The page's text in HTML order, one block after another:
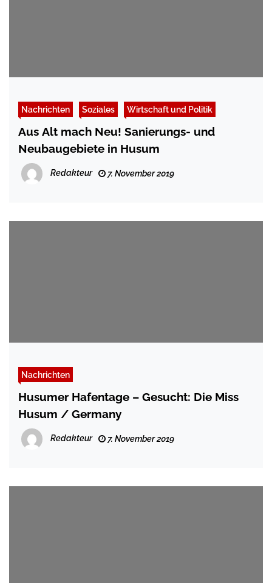
Nachrichten Soziales Wirtschaft und Politik
Aus Alt mach Neu! Sanierungs- und
Neubaugebiete in Husum
Redakteur 7. November 2019
Nachrichten
Husumer Hafentage – Gesucht: Die Miss
Husum / Germany
Redakteur 7. November 2019